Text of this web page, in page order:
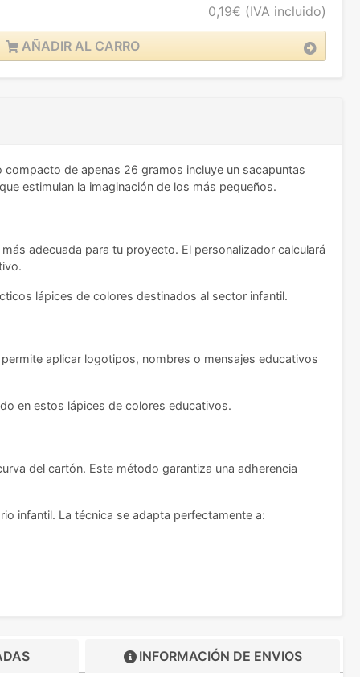
0,19€ (IVA incluido)
AÑADIR AL CARRO
de apenas 26 gramos incluye un sacapuntas
estimulan la imaginación de los más pequeños.
adecuada para tu proyecto. El personalizador calculará
lápices de colores destinados al sector infantil.
aplicar logotipos, nombres o mensajes educativos
en estos lápices de colores educativos.
del cartón. Este método garantiza una adherencia
infantil. La técnica se adapta perfectamente a:
INFORMACIÓN DE ENVIOS